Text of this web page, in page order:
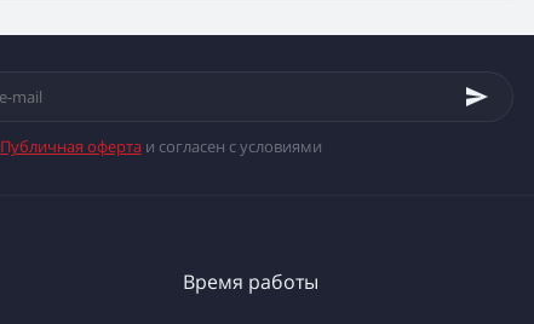
Публичная офертаи согласен с условиями
Время работы